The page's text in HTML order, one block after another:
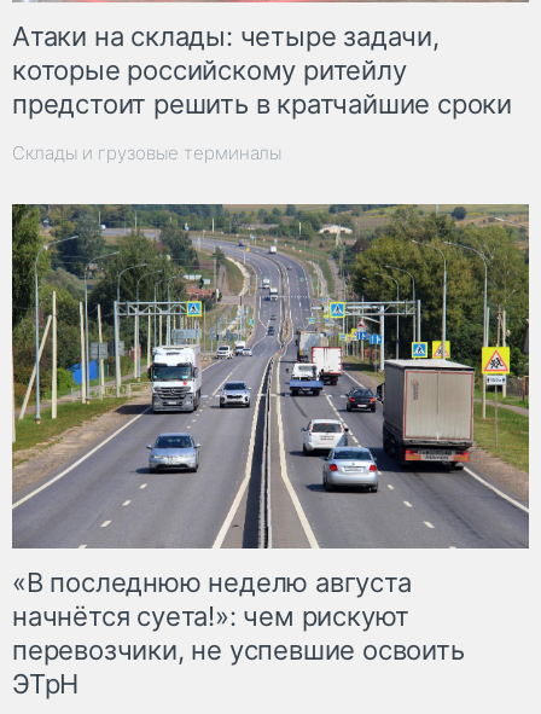
Атаки на склады: четыре задачи,
которые российскому ритейлу
предстоит решить в кратчайшие сроки
Склады и грузовые терминалы
«В последнюю неделю августа
начнётся суета!»: чем рискуют
перевозчики, не успевшие освоить
ЭТрН